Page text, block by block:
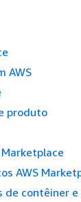
AWS
produto
AWS
contêiner e